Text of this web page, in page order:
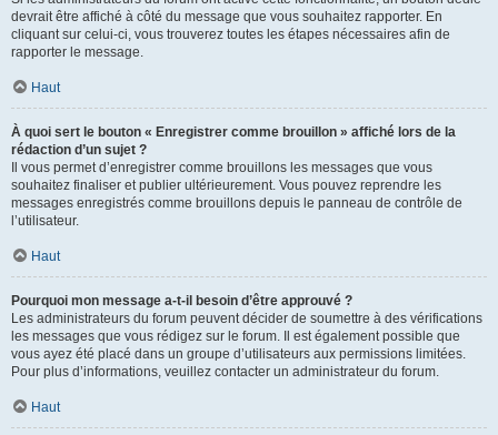
devrait être affiché à côté du message que vous souhaitez rapporter. En
cliquant sur celui-ci, vous trouverez toutes les étapes nécessaires afin de
rapporter le message.
Haut
À quoi sert le bouton « Enregistrer comme brouillon » affiché lors de la
rédaction d’un sujet ?
Il vous permet d’enregistrer comme brouillons les messages que vous
souhaitez finaliser et publier ultérieurement. Vous pouvez reprendre les
messages enregistrés comme brouillons depuis le panneau de contrôle de
l’utilisateur.
Haut
Pourquoi mon message a-t-il besoin d’être approuvé ?
Les administrateurs du forum peuvent décider de soumettre à des vérifications
les messages que vous rédigez sur le forum. Il est également possible que
vous ayez été placé dans un groupe d’utilisateurs aux permissions limitées.
Pour plus d’informations, veuillez contacter un administrateur du forum.
Haut